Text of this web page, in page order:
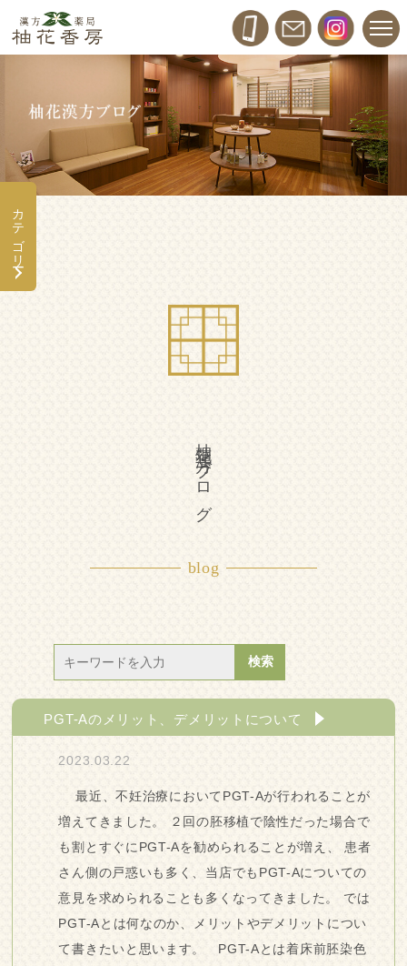
柚花漢方ブログ
blog
カテゴリー
PGT-Aのメリット、デメリットについて
2023.03.22
最近、不妊治療においてPGT-Aが行われることが
増えてきました。 ２回の胚移植で陰性だった場合で
も割とすぐにPGT-Aを勧められることが増え、 患者
さん側の戸惑いも多く、当店でもPGT-Aについての
意見を求められることも多くなってきました。 では
PGT-Aとは何なのか、メリットやデメリットについ
て書きたいと思います。 PGT-Aとは着床前胚染色